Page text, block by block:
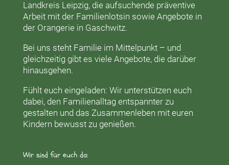
Landkreis Leipzig, die aufsuchende präventive
Arbeit mit der Familienlotsin sowie Angebote in
der Orangeriein Gaschwitz.
Bei uns steht Familie im Mittelpunkt – und
gleichzeitig gibt es viele Angebote, die darüber
hinausgehen.
Fühlt euch eingeladen: Wir unterstützen euch
dabei, den Familienalltag entspannter zu
gestalten und das Zusammenleben mit euren
Kindern bewusst zu genießen.
Wir sind für euch da: